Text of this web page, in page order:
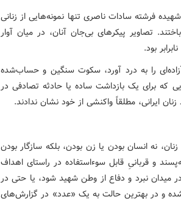
فرشته سادات ناصری تنها نمونه‌هایی از زنانی
تصاویر پیکرهای بی‌جان آنان، در میان آوار
بود.
را به درد آورد، سکوت سنگین و حساب‌شده
که برای یک بازداشت ساده یا حادثه تصادفی در
ایرانی، مطلقاً واکنشی از خود نشان ندادند.
نه انسان بودن یا زن بودن، بلکه سازگار بودن
و قربانیِ قابل سوءاستفاده در راستای اهداف
نبرد و دفاع از وطن شهید شود، یا حتی در
و در بهترین حالت به یک «عدد» در گزارش‌های